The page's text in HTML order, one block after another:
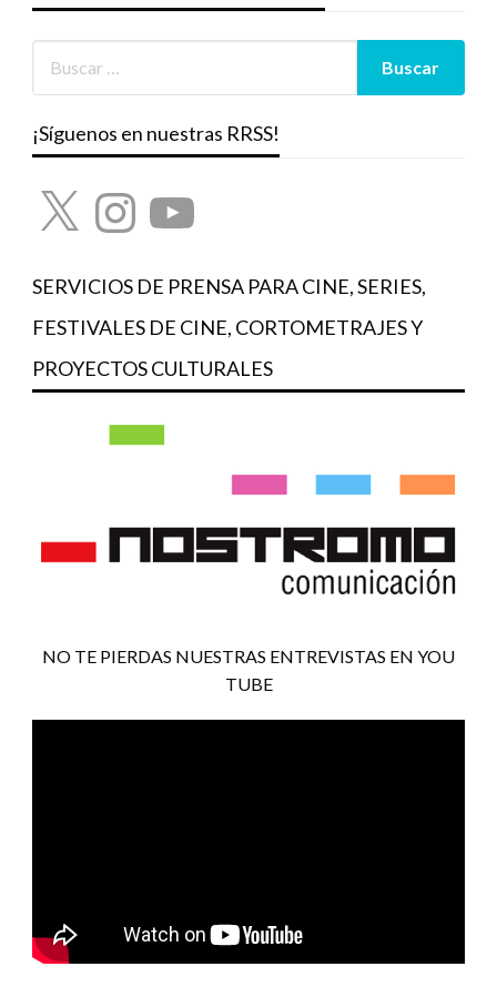
¡Síguenos en nuestras RRSS!
X InstagramYouTube
SERVICIOS DE PRENSA PARA CINE, SERIES,
FESTIVALES DE CINE, CORTOMETRAJES Y
PROYECTOS CULTURALES
NO TE PIERDAS NUESTRAS ENTREVISTAS EN YOU
TUBE